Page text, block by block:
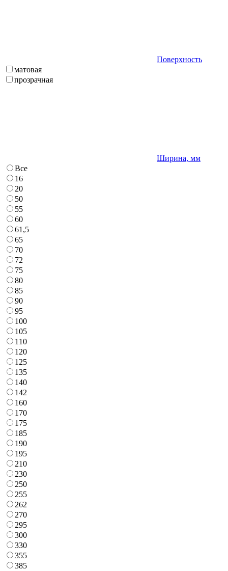
Поверхность
матовая
прозрачная
Ширина, мм
Все
16
20
50
55
60
61,5
65
70
72
75
80
85
90
95
100
105
110
120
125
135
140
142
160
170
175
185
190
195
210
230
250
255
262
270
295
300
330
355
385